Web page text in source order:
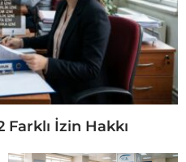
Farklı İzin Hakkı